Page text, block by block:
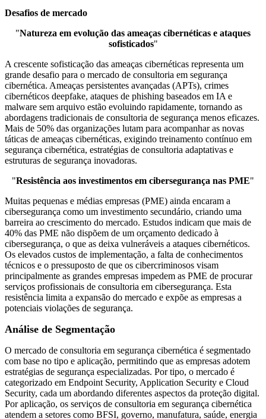
Desafios de mercado
"Natureza em evolução das ameaças cibernéticas e ataques
sofisticados"
A crescente sofisticação das ameaças cibernéticas representa um
grande desafio para o mercado de consultoria em segurança
cibernética. Ameaças persistentes avançadas (APTs), crimes
cibernéticos deepfake, ataques de phishing baseados em IA e
malware sem arquivo estão evoluindo rapidamente, tornando as
abordagens tradicionais de consultoria de segurança menos eficazes.
Mais de 50% das organizações lutam para acompanhar as novas
táticas de ameaças cibernéticas, exigindo treinamento contínuo em
segurança cibernética, estratégias de consultoria adaptativas e
estruturas de segurança inovadoras.
"Resistência aos investimentos em cibersegurança nas PME"
Muitas pequenas e médias empresas (PME) ainda encaram a
cibersegurança como um investimento secundário, criando uma
barreira ao crescimento do mercado. Estudos indicam que mais de
40% das PME não dispõem de um orçamento dedicado à
cibersegurança, o que as deixa vulneráveis ​​a ataques cibernéticos.
Os elevados custos de implementação, a falta de conhecimentos
técnicos e o pressuposto de que os cibercriminosos visam
principalmente as grandes empresas impedem as PME de procurar
serviços profissionais de consultoria em cibersegurança. Esta
resistência limita a expansão do mercado e expõe as empresas a
potenciais violações de segurança.
Análise de Segmentação
O mercado de consultoria em segurança cibernética é segmentado
com base no tipo e aplicação, permitindo que as empresas adotem
estratégias de segurança especializadas. Por tipo, o mercado é
categorizado em Endpoint Security, Application Security e Cloud
Security, cada um abordando diferentes aspectos da proteção digital.
Por aplicação, os serviços de consultoria em segurança cibernética
atendem a setores como BFSI, governo, manufatura, saúde, energia